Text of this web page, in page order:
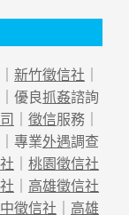
｜ 新竹徵信社 ｜
｜優良抓姦諮詢
｜ 徵信服務｜
｜專業外遇調查
｜ 桃園徵信社
｜ 高雄徵信社
徵信社 ｜ 高雄